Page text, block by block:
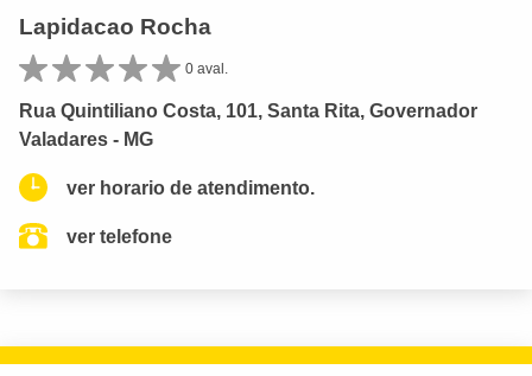
Lapidacao Rocha
0 aval.
Rua Quintiliano Costa, 101, Santa Rita, Governador
Valadares - MG
ver horario de atendimento.
ver telefone